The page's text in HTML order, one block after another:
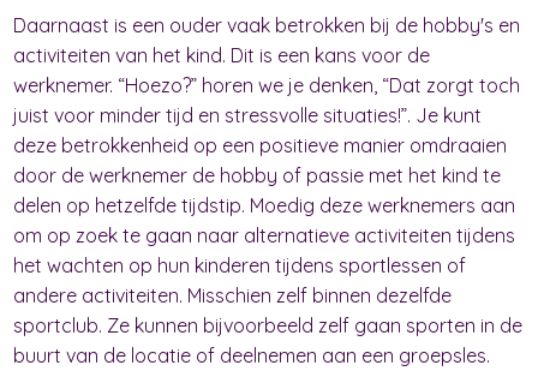
Daarnaast is een ouder vaak betrokken bij de hobby's en
activiteiten van het kind. Dit is een kans voor de
werknemer. “Hoezo?” horen we je denken, “Dat zorgt toch
juist voor minder tijd en stressvolle situaties!”. Je kunt
deze betrokkenheid op een positieve manier omdraaien
door de werknemer de hobby of passie met het kind te
delen op hetzelfde tijdstip. Moedig deze werknemers aan
om op zoek te gaan naar alternatieve activiteiten tijdens
het wachten op hun kinderen tijdens sportlessen of
andere activiteiten. Misschien zelf binnen dezelfde
sportclub. Ze kunnen bijvoorbeeld zelf gaan sporten in de
buurt van de locatie of deelnemen aan een groepsles.